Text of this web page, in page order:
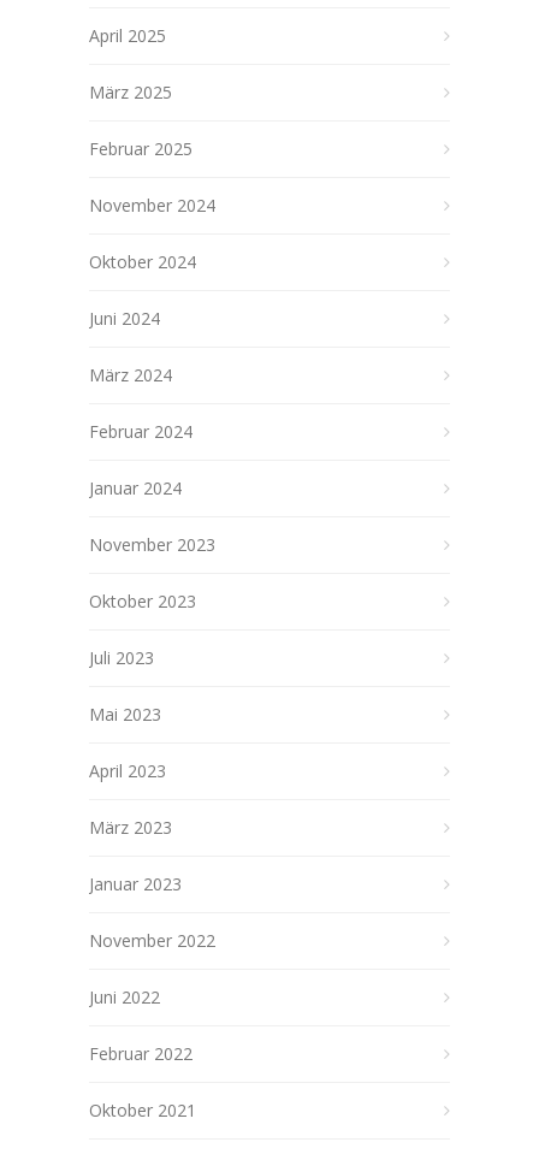
April 2025
März 2025
Februar 2025
November 2024
Oktober 2024
Juni 2024
März 2024
Februar 2024
Januar 2024
November 2023
Oktober 2023
Juli 2023
Mai 2023
April 2023
März 2023
Januar 2023
November 2022
Juni 2022
Februar 2022
Oktober 2021